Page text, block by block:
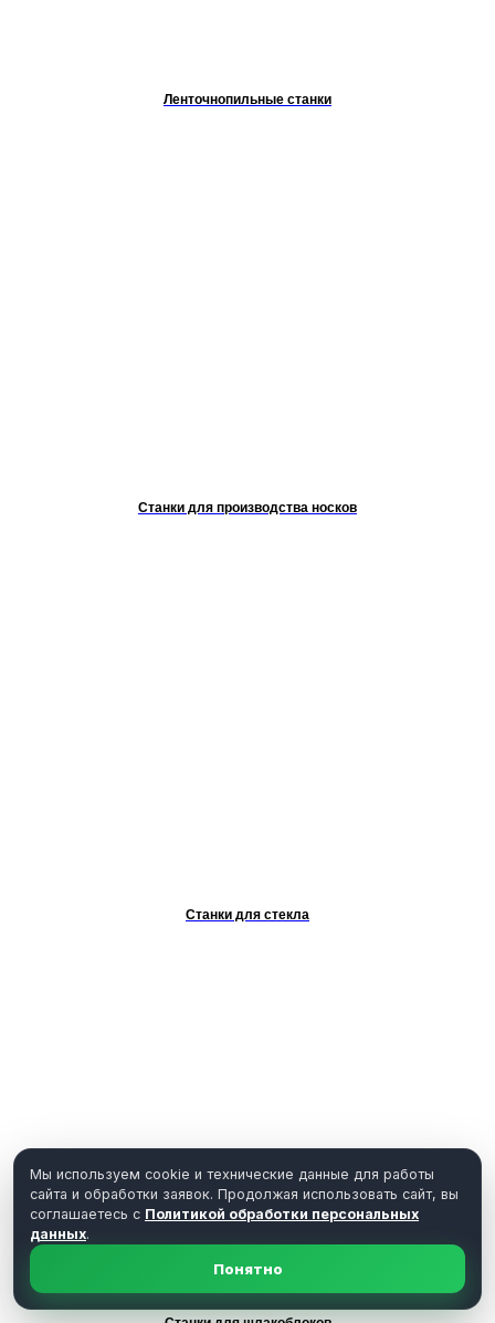
Ленточнопильные станки
Станки для производства носков
Станки для стекла
Мы используем cookie и технические данные для работы
сайта и обработки заявок. Продолжая использовать сайт, вы
соглашаетесь с Политикой обработки персональных
данных.
Понятно